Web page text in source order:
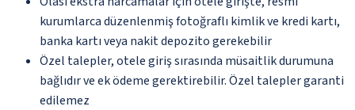
kurumlarca düzenlenmiş fotoğraflı kimlik ve kredi kartı,
banka kartı veya nakit depozito gerekebilir
Özel talepler, otele giriş sırasında müsaitlik durumuna
bağlıdır ve ek ödeme gerektirebilir. Özel talepler garanti
edilemez